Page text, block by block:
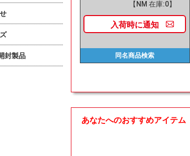
【NM 在庫:0】
入荷時に通知
同名商品検索
あなたへのおすすめアイテム